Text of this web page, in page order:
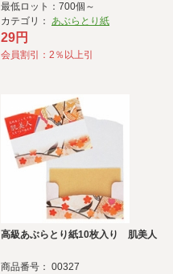
最低ロット：700個～
カテゴリ： あぶらとり紙
29円
会員割引：2％以上引
高級あぶらとり紙10枚入り 肌美人
商品番号： 00327